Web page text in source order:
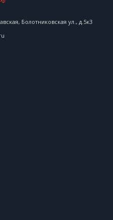
Болотниковская ул., д.5к3